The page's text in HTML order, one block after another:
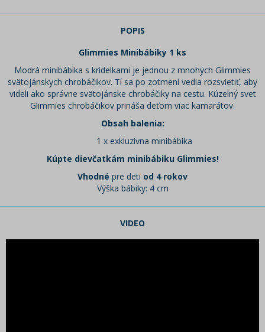
POPIS
Glimmies Minibábiky 1 ks
Modrá minibábika s krídelkami je jednou z mnohých Glimmies
svätojánskych chrobáčikov. Tí sa po zotmení vedia rozsvietiť, aby
videli ako správne svätojánske chrobáčiky na cestu. Kúzelný svet
Glimmies chrobáčikov prináša deťom viac kamarátov.
Obsah balenia:
1 x exkluzívna minibábika
Kúpte dievčatkám minibábiku Glimmies!
Vhodné pre deti od 4 rokov
Výška bábiky: 4 cm
VIDEO